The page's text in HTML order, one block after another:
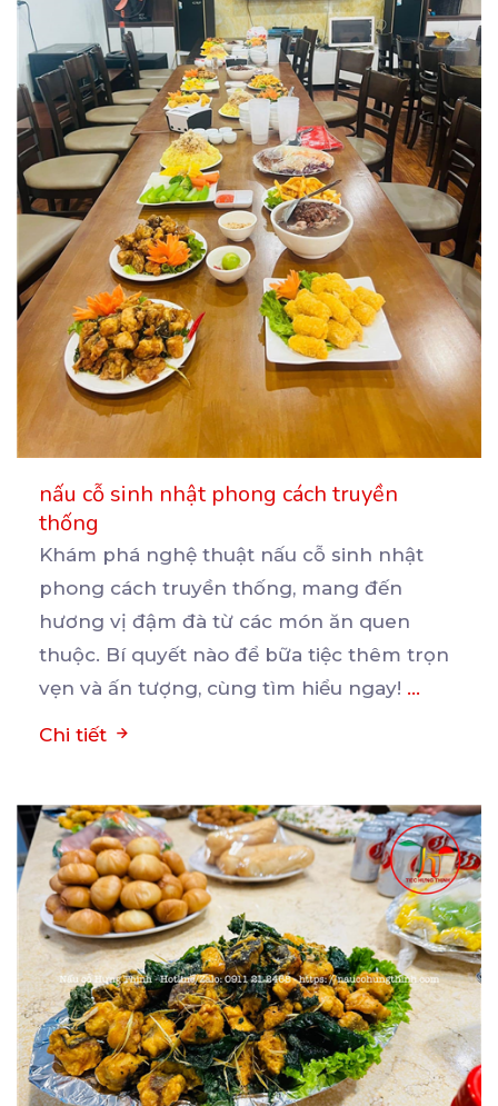
nấu cỗ sinh nhật phong cách truyền
thống
Khám phá nghệ thuật nấu cỗ sinh nhật
phong cách truyền thống, mang đến
hương vị đậm đà từ các món ăn quen
thuộc. Bí quyết nào để bữa tiệc thêm trọn
vẹn và ấn tượng, cùng tìm hiểu ngay! ...
Chi tiết